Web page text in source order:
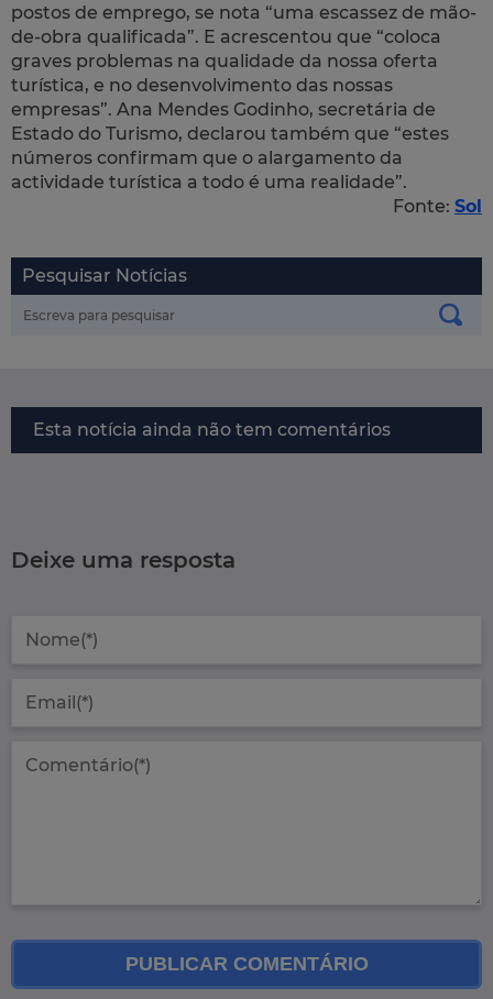
postos de emprego, se nota “uma escassez de mão-
de-obra qualificada”. E acrescentou que “coloca
graves problemas na qualidade da nossa oferta
turística, e no desenvolvimento das nossas
empresas”. Ana Mendes Godinho, secretária de
Estado do Turismo, declarou também que “estes
números confirmam que o alargamento da
actividade turística a todo é uma realidade”.
Fonte: Sol
Pesquisar Notícias
Esta notícia ainda não tem comentários
Deixe uma resposta
PUBLICAR COMENTÁRIO